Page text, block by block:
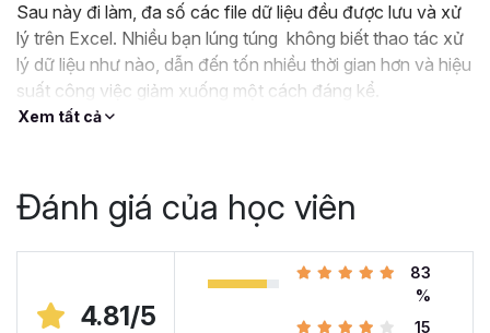
Sau này đi làm, đa số các file dữ liệu đều được lưu và xử
lý trên Excel. Nhiều bạn lúng túng không biết thao tác xử
lý dữ liệu như nào, dẫn đến tốn nhiều thời gian hơn và hiệu
suất công việc giảm xuống một cách đáng kể.
?Nếu như bạn:
Hoặc trước đây chỉ học lý thuyết nên không biết
Hoặc đã có kiến thức cơ bản về Excel và đang
muốn nâng cao kỹ năng của mình lên.
Xem tất cả
Đánh giá của học viên
4.81/5
83
%
15